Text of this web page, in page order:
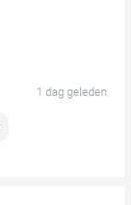
1 dag geleden